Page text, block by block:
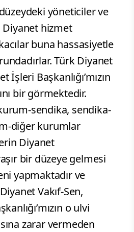
yöneticiler ve
Diyanet hizmet
buna hassasiyetle
Türk Diyanet
İşleri Başkanlığı’mızın
bir görmektedir.
sendika, sendika-
diğer kurumlar
Diyanet
bir düzeye gelmesi
yapmaktadır ve
Vakıf-Sen,
o ulvi
zarar vermeden